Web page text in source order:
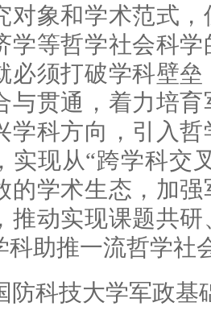
对象和学术范式
学等哲学社会科
必须打破学科壁
与贯通，着力培
学科方向，引入
实现从“跨学科交
的学术生态，加
推动实现课题共
科助推一流哲学社
防科技大学军政